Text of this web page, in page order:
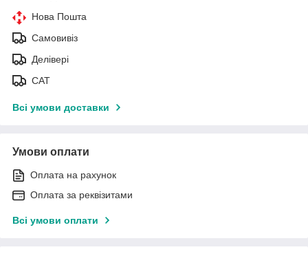
Нова Пошта
Самовивіз
Делівері
САТ
Всі умови доставки
Умови оплати
Оплата на рахунок
Оплата за реквізитами
Всі умови оплати